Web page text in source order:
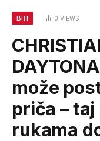
BIH 0 VIEWS
može
priča –
rukama